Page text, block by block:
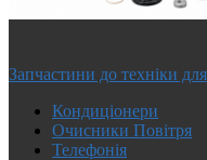
Запчастини до техніки
Кондиціонери
Очисники Повітря
Телефонія